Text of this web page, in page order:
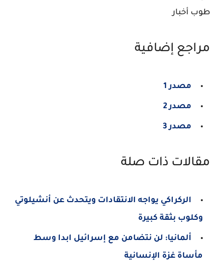
طوب أخبار
مراجع إضافية
مصدر 1
مصدر 2
مصدر 3
مقالات ذات صلة
الركراكي يواجه الانتقادات ويتحدث عن أنشيلوتي
وكلوب بثقة كبيرة
ألمانيا: لن نتضامن مع إسرائيل ابدا وسط
مأساة غزة الإنسانية